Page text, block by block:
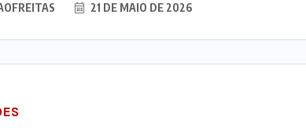
21 DE MAIO DE 2026